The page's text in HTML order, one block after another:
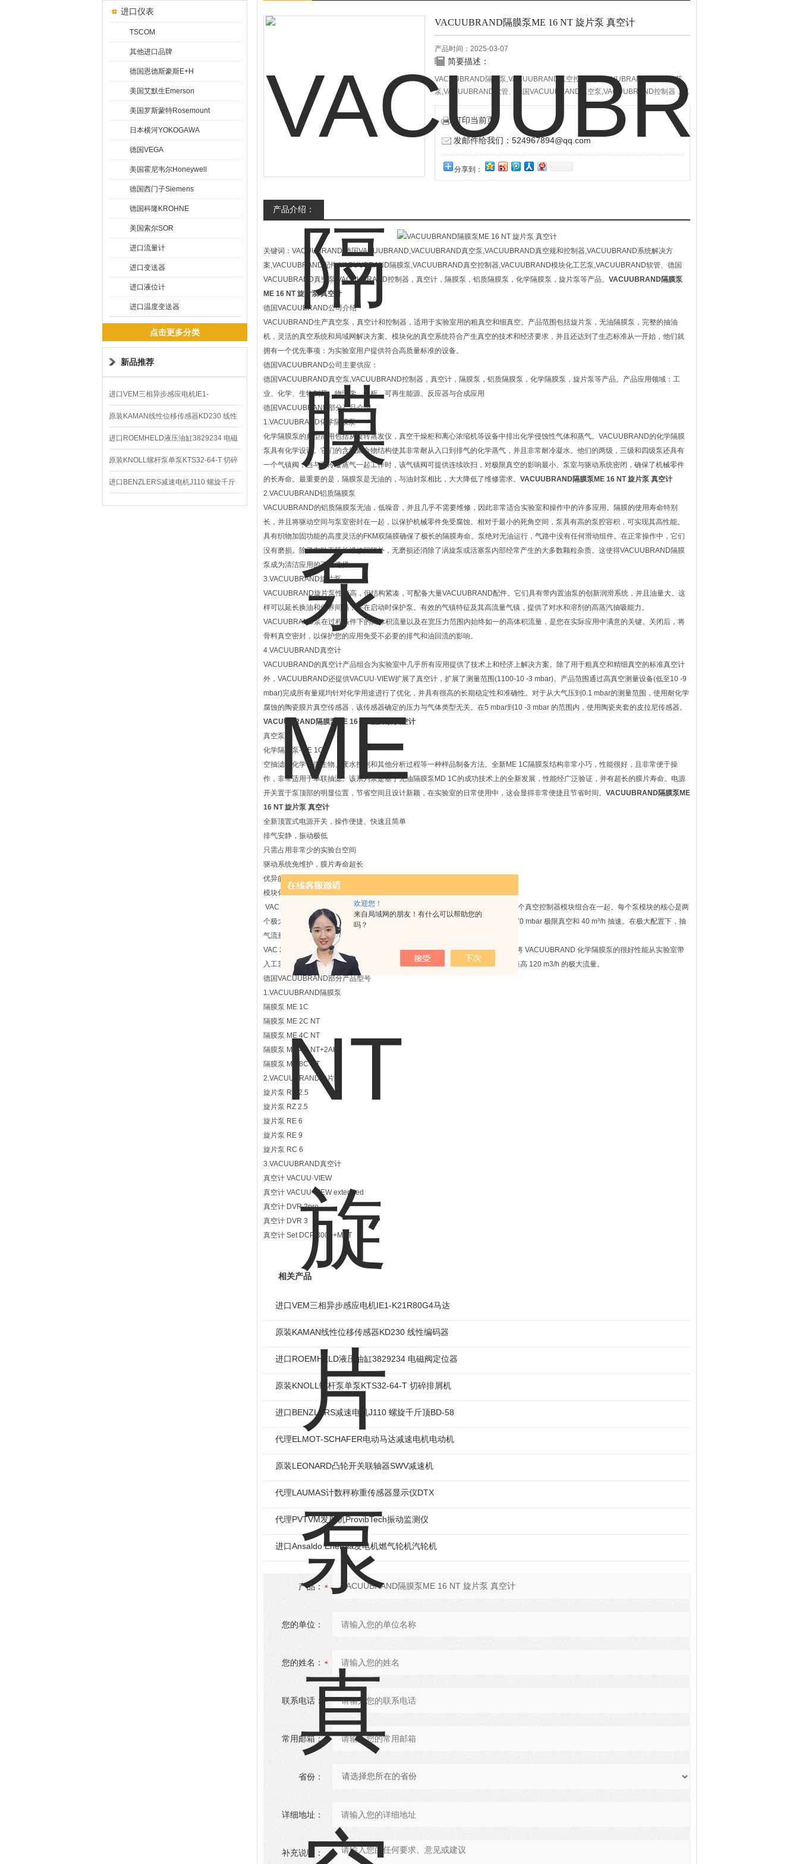
欢迎您！
来自局域网的朋友！有什么可以帮助您的
吗？
进口仪表
TSCOM
其他进口品牌
德国恩德斯豪斯E+H
美国艾默生Emerson
美国罗斯蒙特Rosemount
日本横河YOKOGAWA
德国VEGA
美国霍尼韦尔Honeywell
德国西门子Siemens
德国科隆KROHNE
美国索尔SOR
进口流量计
进口变送器
进口液位计
进口温度变送器
点击更多分类
新品推荐
进口VEM三相异步感应电机IE1-
K21R80G4马达
原装KAMAN线性位移传感器KD230 线性
编码器
进口ROEMHELD液压油缸3829234 电磁
阀定位器
原装KNOLL螺杆泵单泵KTS32-64-T 切碎
排屑机
进口BENZLERS减速电机J110 螺旋千斤
顶BD-58
VACUUBRAND隔膜泵ME 16 NT 旋片泵 真空计
产品时间：2025-03-07
简要描述：
VACUUBRAND隔膜泵,VACUUBRAND真空控制器,VACUUBRAND模块化工艺
泵,VACUUBRAND软管、德国VACUUBRAND真空泵,VACUUBRAND控制器，真
空计，隔膜泵，铝质隔膜泵，化学隔膜泵，旋片泵等产品。VACUUBRAND隔膜
泵ME 16 NT 旋片泵 真空计
打印当前页
发邮件给我们：524967894@qq.com
分享到：
产品介绍：
关键词：VACUUBRAND,德国VACUUBRAND,VACUUBRAND真空泵,VACUUBRAND真空规和控制器,VACUUBRAND系统解决方
案,VACUUBRAND配件,VACUUBRAND隔膜泵,VACUUBRAND真空控制器,VACUUBRAND模块化工艺泵,VACUUBRAND软管、德国
VACUUBRAND真空泵,VACUUBRAND控制器，真空计，隔膜泵，铝质隔膜泵，化学隔膜泵，旋片泵等产品。 VACUUBRAND隔膜泵
ME 16 NT 旋片泵 真空计
德国VACUUBRAND公司介绍
VACUUBRAND生产真空泵，真空计和控制器，适用于实验室用的粗真空和细真空。产品范围包括旋片泵，无油隔膜泵，完整的抽油
机，灵活的真空系统和局域网解决方案。模块化的真空系统符合产生真空的技术和经济要求，并且还达到了生态标准从一开始，他们就
拥有一个优先事项：为实验室用户提供符合高质量标准的设备。
德国VACUUBRAND公司主要供应：
德国VACUUBRAND真空泵,VACUUBRAND控制器，真空计，隔膜泵，铝质隔膜泵，化学隔膜泵，旋片泵等产品。产品应用领域：工
业、化学、生物制药、物理学、分析、可再生能源、反应器与合成应用
德国VACUUBRAND部分产品介绍
1.VACUUBRAND化学隔膜泵
化学隔膜泵的典型应用包括从旋转蒸发仪，真空干燥柜和离心浓缩机等设备中排出化学侵蚀性气体和蒸气。VACUUBRAND的化学隔膜
泵具有化学设计。它们的含氟聚合物结构使其非常耐从入口到排气的化学蒸气，并且非常耐冷凝水。他们的两级，三级和四级泵还具有
一个气镇阀，当与可冷凝蒸气一起工作时，该气镇阀可提供连续吹扫，对极限真空的影响最小。泵室与驱动系统密闭，确保了机械零件
的长寿命。最重要的是，隔膜泵是无油的，与油封泵相比，大大降低了维修需求。 VACUUBRAND隔膜泵ME 16 NT 旋片泵 真空计
2.VACUUBRAND铝质隔膜泵
VACUUBRAND的铝质隔膜泵无油，低噪音，并且几乎不需要维修，因此非常适合实验室和操作中的许多应用。隔膜的使用寿命特别
长，并且将驱动空间与泵室密封在一起，以保护机械零件免受腐蚀。相对于最小的死角空间，泵具有高的泵腔容积，可实现其高性能。
具有织物加固功能的高度灵活的FKM双隔膜确保了极长的隔膜寿命。泵绝对无油运行，气路中没有任何滑动组件。在正常操作中，它们
没有磨损。除了有助于延长维修间隔外，无磨损还消除了涡旋泵或活塞泵内部经常产生的大多数颗粒杂质。这使得VACUUBRAND隔膜
泵成为清洁应用的正确选择。
3.VACUUBRAND旋片泵
VACUUBRAND旋片泵性能高，但结构紧凑，可配备大量VACUUBRAND配件。它们具有带内置油泵的创新润滑系统，并且油量大。这
样可以延长换油和保养间隔，并在启动时保护泵。有效的气镇特征及其高流量气镇，提供了对水和溶剂的高蒸汽抽吸能力。
VACUUBRAND泵在过程条件下的高体积流量以及在宽压力范围内始终如一的高体积流量，是您在实际应用中满意的关键。关闭后，将
骨料真空密封，以保护您的应用免受不必要的排气和油回流的影响。
4.VACUUBRAND真空计
VACUUBRAND的真空计产品组合为实验室中几乎所有应用提供了技术上和经济上解决方案。除了用于粗真空和精细真空的标准真空计
外，VACUUBRAND还提供VACUU·VIEW扩展了真空计，扩展了测量范围(1100-10 -3 mbar)。产品范围通过高真空测量设备(低至10 -9
mbar)完成所有量规均针对化学用途进行了优化，并具有很高的长期稳定性和准确性。对于从大气压到0.1 mbar的测量范围，使用耐化学
腐蚀的陶瓷膜片真空传感器，该传感器确定的压力与气体类型无关。在5 mbar到10 -3 mbar 的范围内，使用陶瓷夹套的皮拉尼传感器。
VACUUBRAND隔膜泵ME 16 NT 旋片泵 真空计
真空泵
化学隔膜泵-ME 1C
空抽滤是化学、微生物、废水控制和其他分析过程等一种样品制备方法。全新ME 1C隔膜泵结构非常小巧，性能很好，且非常便于操
作，非常适用于单联抽滤。该系列泵是基于无油隔膜泵MD 1C的成功技术上的全新发展，性能经广泛验证，并有超长的膜片寿命。电源
开关置于泵顶部的明显位置，节省空间且设计新颖，在实验室的日常使用中，这会显得非常便捷且节省时间。 VACUUBRAND隔膜泵ME
16 NT 旋片泵 真空计
全新顶置式电源开关，操作便捷、快速且简单
排气安静，振动极低
只需占用非常少的实验台空间
驱动系统免维护，膜片寿命超长
优异的耐化学腐蚀性
模块化工艺泵-VAC 24seven
VAC 24seven 产品系列是一个模块化系统。根据需要，最多可将三个泵模块与一个真空控制器模块组合在一起。每个泵模块的核心是两
个极大流量可控的 VARIO 隔膜泵。可选择 5 mbar 极限真空和 30 m³/h 抽速，或 70 mbar 极限真空和 40 m³/h 抽速。在极大配置下，抽
气流量可达 120 m3/h。
VAC 24seven从实验室到工艺技术无油、耐化学腐蚀、经久耐用 - VAC 24seven 将 VACUUBRAND 化学隔膜泵的很好性能从实验室带
入工艺技术领域。最多可将三个泵模块与一个真空控制器模块组合在一起，实现最高 120 m3/h 的极大流量。
德国VACUUBRAND部分产品型号
1.VACUUBRAND隔膜泵
隔膜泵 ME 1C
隔膜泵 ME 2C NT
隔膜泵 ME 4C NT
隔膜泵 ME 4C NT+2AK
隔膜泵 ME 8C NT
2.VACUUBRAND旋片泵
旋片泵 RE 2.5
旋片泵 RZ 2.5
旋片泵 RE 6
旋片泵 RE 9
旋片泵 RC 6
3.VACUUBRAND真空计
真空计 VACUU·VIEW
真空计 VACUU·VIEW extended
真空计 DVR 2pro
真空计 DVR 3
真空计 Set DCP 3000+MPT
相关产品
进口VEM三相异步感应电机IE1-K21R80G4马达
原装KAMAN线性位移传感器KD230 线性编码器
进口ROEMHELD液压油缸3829234 电磁阀定位器
原装KNOLL螺杆泵单泵KTS32-64-T 切碎排屑机
进口BENZLERS减速电机J110 螺旋千斤顶BD-58
代理ELMOT-SCHAFER电动马达减速电机电动机
原装LEONARD凸轮开关联轴器‌SWV减速机
代理LAUMAS计数秤称重传感器显示仪DTX
代理PVTVM发射机ProvibTech振动监测仪
进口Ansaldo Energia发电机燃气轮机汽轮机
产品：
您的单位：
您的姓名：
联系电话：
常用邮箱：
省份：
详细地址：
补充说明：